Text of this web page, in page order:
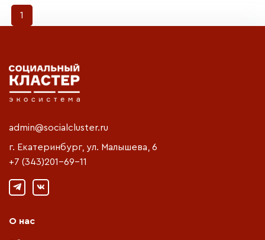
1
admin@socialcluster.ru
г. Екатеринбург, ул. Малышева, 6
+7 (343)201-69-11
О нас